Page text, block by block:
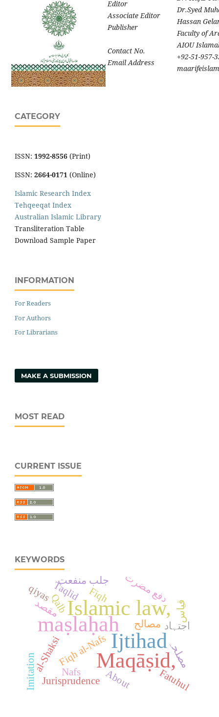
Editor
Associate Editor
Publisher
Contact No.
Email Address
Dr.Syed
Hassan
Faculty of
AIOU
+92-51-957-
CATEGORY
ISSN: 1992-8556 (Print)
ISSN: 2664-0171 (Online)
Islamic Research Index
Tehqeeqat Index
Australian Islamic Library
Transliteration Table
Download Sample Paper
INFORMATION
For Readers
For Authors
For Librarians
MAKE A SUBMISSION
MOST READ
CURRENT ISSUE
KEYWORDS
Ijtihad
Maqāṣid,
maṣlaḥah
Islamic law,
Fiqh al-Nafs
Nafs
Qalb Fiqh
Jurisprudence
Taqlid
al-Shaksi
Imitation
مقصد
مصلحہ
مصالح
جلب منفعت دفع مضرت
اجتہاد
قیاس
qiyas
About Fatuhul